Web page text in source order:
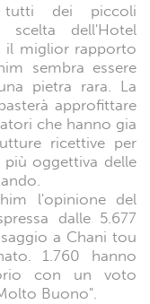
dei piccoli
scelta dell'Hotel
il miglior rapporto
sembra essere
pietra rara. La
approfittare
che hanno gia
ricettive per
più oggettiva delle
l'opinione del
dalle 5.677
a Chani tou
1.760 hanno
con un voto
Buono".